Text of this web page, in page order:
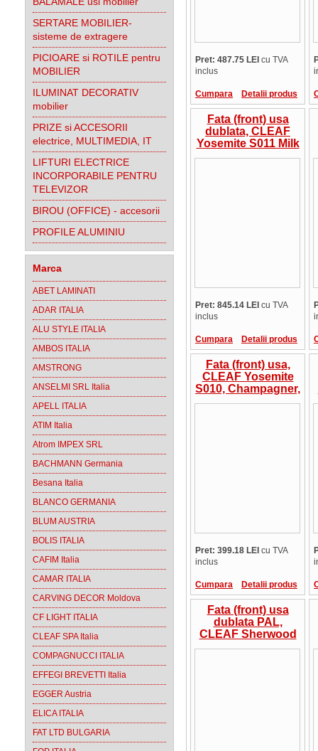
SERTARE MOBILIER-
sisteme de extragere
PICIOARE si ROTILE pentru
MOBILIER
ILUMINAT DECORATIV
mobilier
PRIZE si ACCESORII
electrice, MULTIMEDIA, IT
LIFTURI ELECTRICE
INCORPORABILE PENTRU
TELEVIZOR
BIROU (OFFICE) - accesorii
PROFILE ALUMINIU
Marca
ABET LAMINATI
ADAR ITALIA
ALU STYLE ITALIA
AMBOS ITALIA
AMSTRONG
ANSELMI SRL Italia
APELL ITALIA
ATIM Italia
Atrom IMPEX SRL
BACHMANN Germania
Besana Italia
BLANCO GERMANIA
BLUM AUSTRIA
BOLIS ITALIA
CAFIM Italia
CAMAR ITALIA
CARVING DECOR Moldova
CF LIGHT ITALIA
CLEAF SPA Italia
COMPAGNUCCI ITALIA
EFFEGI BREVETTI Italia
EGGER Austria
ELICA ITALIA
FAT LTD BULGARIA
Pret: 487.75 LEI cu TVA
inclus
Cumpara Detalii produs
Fata (front) usa
dublata, CLEAF
Yosemite S011 Milk
Shake, 36mm, cant
Pret: 845.14 LEI cu TVA
inclus
Cumpara Detalii produs
Fata (front) usa,
CLEAF Yosemite
S010, Champagner,
cant ABS la
Pret: 399.18 LEI cu TVA
inclus
Cumpara Detalii produs
Fata (front) usa
dublata PAL,
CLEAF Sherwood
B073 Bianco Total,